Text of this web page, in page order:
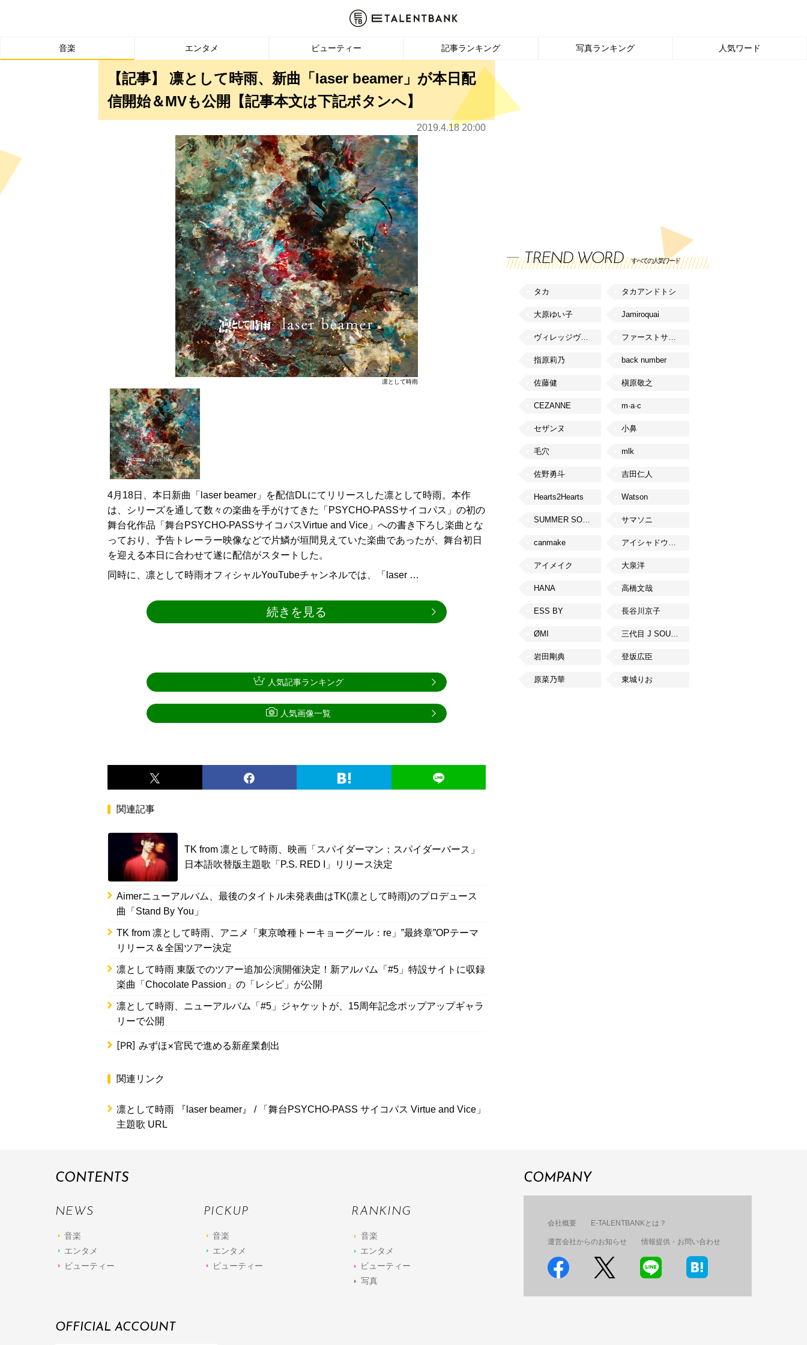
音楽 エンタメ ビューティー 記事ランキング 写真ランキング 人気ワード
【記事】 凛として時雨、新曲「laser beamer」が本日配
信開始＆MVも公開【記事本文は下記ボタンへ】
2019.4.18 20:00
凛として時雨
4月18日、本日新曲「laser beamer」を配信DLにてリリースした凛として時雨。本作
は、シリーズを通して数々の楽曲を手がけてきた「PSYCHO-PASSサイコパス」の初の
舞台化作品「舞台PSYCHO-PASSサイコパスVirtue and Vice」への書き下ろし楽曲とな
っており、予告トレーラー映像などで片鱗が垣間見えていた楽曲であったが、舞台初日
を迎える本日に合わせて遂に配信がスタートした。
同時に、凛として時雨オフィシャルYouTubeチャンネルでは、「laser …
続きを見る
関連記事
TK from 凛として時雨、映画「スパイダーマン：スパイダーバース」
日本語吹替版主題歌「P.S. RED I」リリース決定
Aimerニューアルバム、最後のタイトル未発表曲はTK(凛として時雨)のプロデュース
曲「Stand By You」
TK from 凛として時雨、アニメ「東京喰種トーキョーグール：re」”最終章”OPテーマ
リリース＆全国ツアー決定
凛として時雨 東阪でのツアー追加公演開催決定！新アルバム「#5」特設サイトに収録
楽曲「Chocolate Passion」の「レシピ」が公開
凛として時雨、ニューアルバム「#5」ジャケットが、15周年記念ポップアップギャラ
リーで公開
[PR] みずほ×官民で進める新産業創出
関連リンク
凛として時雨 『laser beamer』 / 「舞台PSYCHO-PASS サイコパス Virtue and Vice」
主題歌 URL
人気記事ランキング
人気画像一覧
TREND WORD すべての人気ワード
タカ タカアンドトシ
大原ゆい子 Jamiroquai
ヴィレッジヴァンガード ファーストサマーウイカ
指原莉乃 back number
佐藤健 槇原敬之
CEZANNE m·a·c
セザンヌ 小鼻
毛穴 mlk
佐野勇斗 吉田仁人
Hearts2Hearts Watson
SUMMER SONIC サマソニ
canmake アイシャドウベース
アイメイク 大泉洋
HANA 高橋文哉
ESS BY 長谷川京子
ØMI 三代目 J SOUL BROTHERS from EXILE TRIBE
岩田剛典 登坂広臣
原菜乃華 東城りお
CONTENTS
NEWS
音楽
エンタメ
ビューティー
PICKUP
音楽
エンタメ
ビューティー
RANKING
音楽
エンタメ
ビューティー
写真
COMPANY
会社概要 E-TALENTBANKとは？
運営会社からのお知らせ 情報提供・お問い合わせ
OFFICIAL ACCOUNT